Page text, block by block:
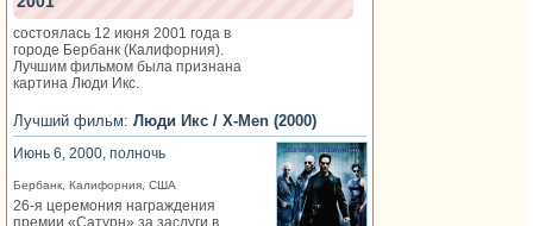
состоялась 12 июня 2001 года в
городе Бербанк (Калифорния).
Лучшим фильмом была признана
картина Люди Икс.
Лучший фильм: Люди Икс / X-Men (2000)
Июнь 6, 2000, полночь
Бербанк, Калифорния, США
26-я церемония награждения
премии «Сатурн» за заслуги в